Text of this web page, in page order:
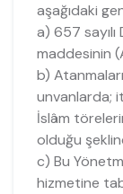
aşağıdaki
a) 657
maddesinin
b)
unvanlarda;
İslâm
olduğu
c) Bu
hizmetine